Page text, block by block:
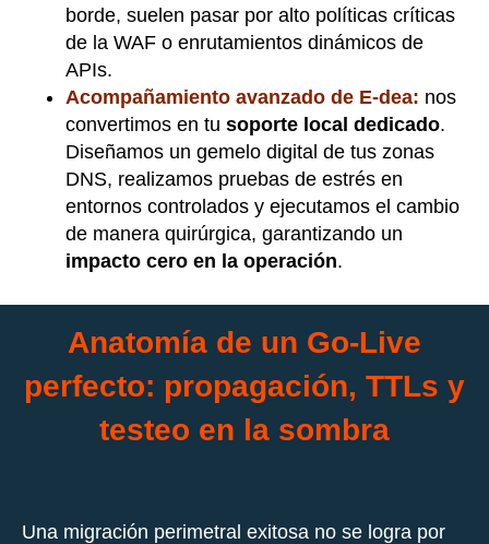
borde, suelen pasar por alto políticas críticas
de la WAF o enrutamientos dinámicos de
APIs.
Acompañamiento avanzado de E-dea: nos
convertimos en tu soporte local dedicado.
Diseñamos un gemelo digital de tus zonas
DNS, realizamos pruebas de estrés en
entornos controlados y ejecutamos el cambio
de manera quirúrgica, garantizando un
impacto cero en la operación.
Anatomía de un Go-Live
perfecto: propagación, TTLs y
testeo en la sombra
Una migración perimetral exitosa no se logra por